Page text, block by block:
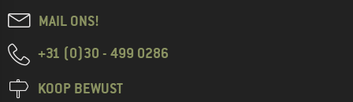
MAIL ONS!
+31 (0)30 - 499 0286
KOOP BEWUST